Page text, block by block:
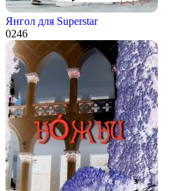
Янгол для Superstar
0246